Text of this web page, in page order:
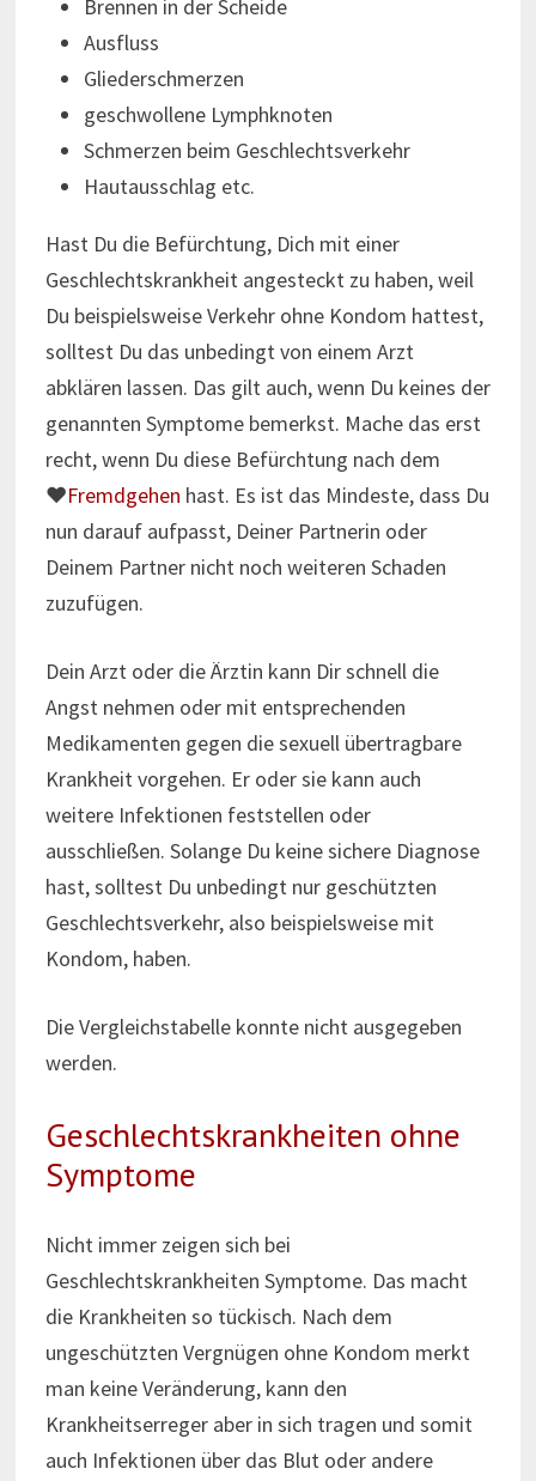
Brennen in der Scheide
Ausfluss
Gliederschmerzen
geschwollene Lymphknoten
Schmerzen beim Geschlechtsverkehr
Hautausschlag etc.
Hast Du die Befürchtung, Dich mit einer
Geschlechtskrankheit angesteckt zu haben, weil
Du beispielsweise Verkehr ohne Kondom hattest,
solltest Du das unbedingt von einem Arzt
abklären lassen. Das gilt auch, wenn Du keines der
genannten Symptome bemerkst. Mache das erst
recht, wenn Du diese Befürchtung nach dem
♥Fremdgehen hast. Es ist das Mindeste, dass Du
nun darauf aufpasst, Deiner Partnerin oder
Deinem Partner nicht noch weiteren Schaden
zuzufügen.
Dein Arzt oder die Ärztin kann Dir schnell die
Angst nehmen oder mit entsprechenden
Medikamenten gegen die sexuell übertragbare
Krankheit vorgehen. Er oder sie kann auch
weitere Infektionen feststellen oder
ausschließen. Solange Du keine sichere Diagnose
hast, solltest Du unbedingt nur geschützten
Geschlechtsverkehr, also beispielsweise mit
Kondom, haben.
Die Vergleichstabelle konnte nicht ausgegeben
werden.
Geschlechtskrankheiten ohne
Symptome
Nicht immer zeigen sich bei
Geschlechtskrankheiten Symptome. Das macht
die Krankheiten so tückisch. Nach dem
ungeschützten Vergnügen ohne Kondom merkt
man keine Veränderung, kann den
Krankheitserreger aber in sich tragen und somit
auch Infektionen über das Blut oder andere